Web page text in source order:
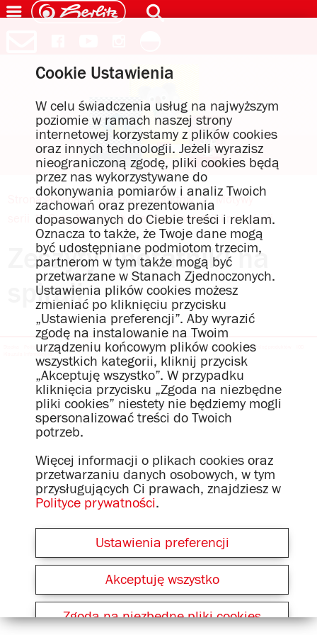
Strona główna Katalog produktów
Cute Animals Zeszyty i notatniki na spirali
Zeszyty i notatniki na
spirali
Polityka prywatności Kontakt Firma Dane dla mediów Polityka Jakości Postępowanie i etyka Katalog produktów
Cookie Ustawienia
W celu świadczenia usług na najwyższym
poziomie w ramach naszej strony
internetowej korzystamy z plików cookies
oraz innych technologii. Jeżeli wyrazisz
nieograniczoną zgodę, pliki cookies będą
przez nas wykorzystywane do
dokonywania pomiarów i analiz Twoich
zachowań oraz prezentowania
dopasowanych do Ciebie treści i reklam.
Oznacza to także, że Twoje dane mogą
być udostępniane podmiotom trzecim,
partnerom w tym także mogą być
przetwarzane w Stanach Zjednoczonych.
Ustawienia plików cookies możesz
zmieniać po kliknięciu przycisku
„Ustawienia preferencji”. Aby wyrazić
zgodę na instalowanie na Twoim
urządzeniu końcowym plików cookies
wszystkich kategorii, kliknij przycisk
„Akceptuję wszystko”. W przypadku
kliknięcia przycisku „Zgoda na niezbędne
pliki cookies” niestety nie będziemy mogli
spersonalizować treści do Twoich
potrzeb.
Więcej informacji o plikach cookies oraz
przetwarzaniu danych osobowych, w tym
przysługujących Ci prawach, znajdziesz w
Polityce prywatności.
Ustawienia preferencji
Akceptuję wszystko
Zgoda na niezbędne pliki cookies